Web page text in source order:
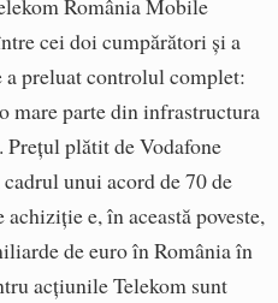
cei doi cumpărători și a
preluat controlul complet:
mare parte din infrastructura
plătit de Vodafone
unui acord de 70 de
e, în această poveste,
de euro în România în
acțiunile Telekom sunt